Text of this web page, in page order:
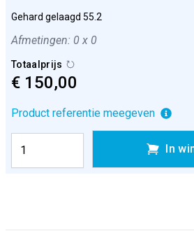
Gehard gelaagd 55.2
Afmetingen: 0 x 0
Totaalprijs
€ 150,00
Product referentie meegeven
In